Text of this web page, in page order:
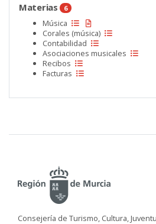
Materias 6
Música
Corales (música)
Contabilidad
Asociaciones musicales
Recibos
Facturas
Consejería de Turismo, Cultura,